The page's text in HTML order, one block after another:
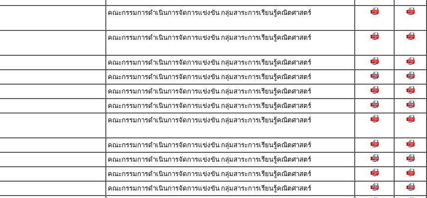
คณะกรรมการดำเนินการจัดการแข่งขัน กลุ่มสาระการเรียนรู้คณิตศาสตร์
คณะกรรมการดำเนินการจัดการแข่งขัน กลุ่มสาระการเรียนรู้คณิตศาสตร์
คณะกรรมการดำเนินการจัดการแข่งขัน กลุ่มสาระการเรียนรู้คณิตศาสตร์
คณะกรรมการดำเนินการจัดการแข่งขัน กลุ่มสาระการเรียนรู้คณิตศาสตร์
คณะกรรมการดำเนินการจัดการแข่งขัน กลุ่มสาระการเรียนรู้คณิตศาสตร์
คณะกรรมการดำเนินการจัดการแข่งขัน กลุ่มสาระการเรียนรู้คณิตศาสตร์
คณะกรรมการดำเนินการจัดการแข่งขัน กลุ่มสาระการเรียนรู้คณิตศาสตร์
คณะกรรมการดำเนินการจัดการแข่งขัน กลุ่มสาระการเรียนรู้คณิตศาสตร์
คณะกรรมการดำเนินการจัดการแข่งขัน กลุ่มสาระการเรียนรู้คณิตศาสตร์
คณะกรรมการดำเนินการจัดการแข่งขัน กลุ่มสาระการเรียนรู้คณิตศาสตร์
คณะกรรมการดำเนินการจัดการแข่งขัน กลุ่มสาระการเรียนรู้คณิตศาสตร์